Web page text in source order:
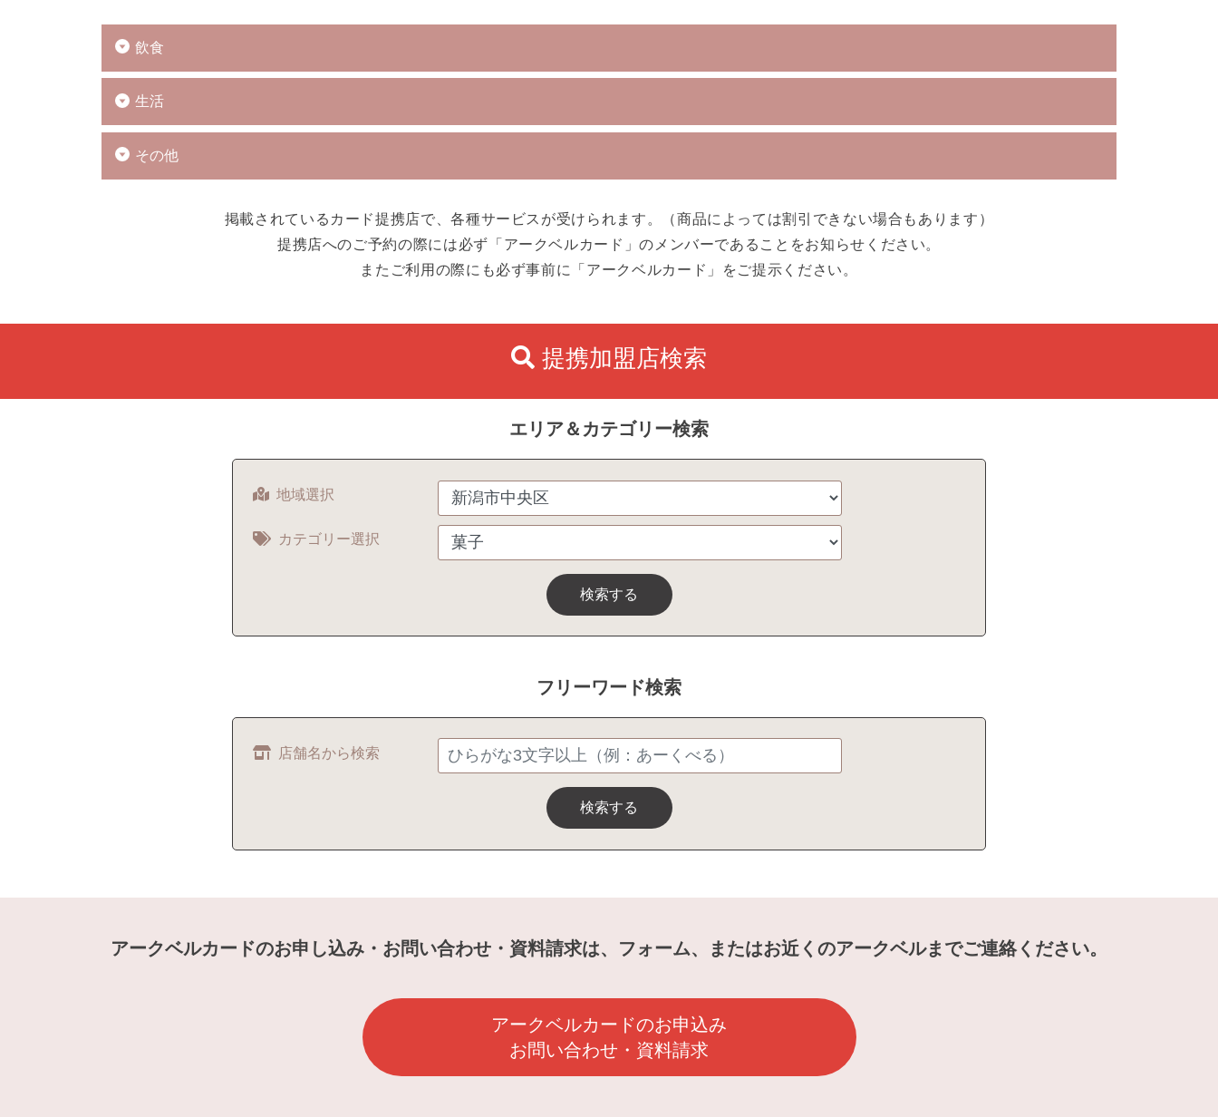
飲食
生活
その他
掲載されているカード提携店で、各種サービスが受けられます。（商品によっては割引できない場合もあります）
提携店へのご予約の際には必ず「アークベルカード」のメンバーであることをお知らせください。
またご利用の際にも必ず事前に「アークベルカード」をご提示ください。
提携加盟店検索
エリア＆カテゴリー検索
地域選択
カテゴリー選択
検索する
フリーワード検索
店舗名から検索
検索する
アークベルカードのお申し込み・お問い合わせ・資料請求は、フォーム、またはお近くのアークベルまでご連絡ください。
アークベルカードのお申込み
お問い合わせ・資料請求